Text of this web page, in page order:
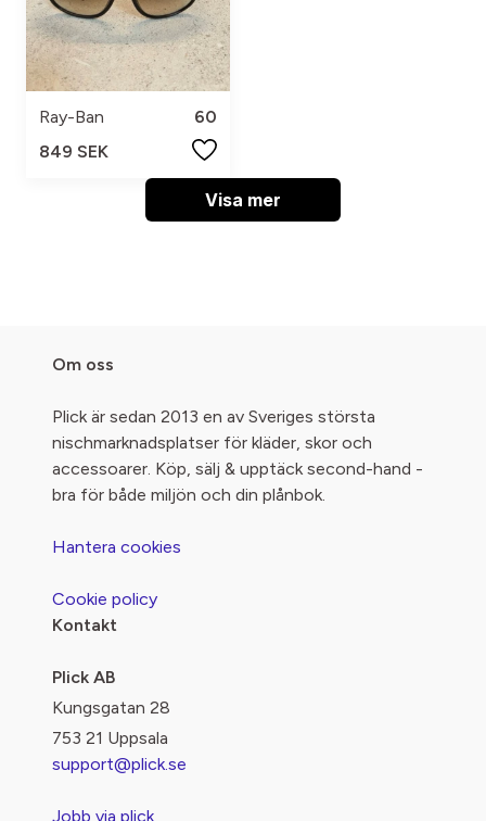
Ray-Ban
60
849 SEK
Visa mer
Om oss
Plick är sedan 2013 en av Sveriges största
nischmarknadsplatser för kläder, skor och
accessoarer. Köp, sälj & upptäck second-hand -
bra för både miljön och din plånbok.
Hantera cookies
Cookie policy
Kontakt
Plick AB
Kungsgatan 28
753 21 Uppsala
support@plick.se
Jobb via plick